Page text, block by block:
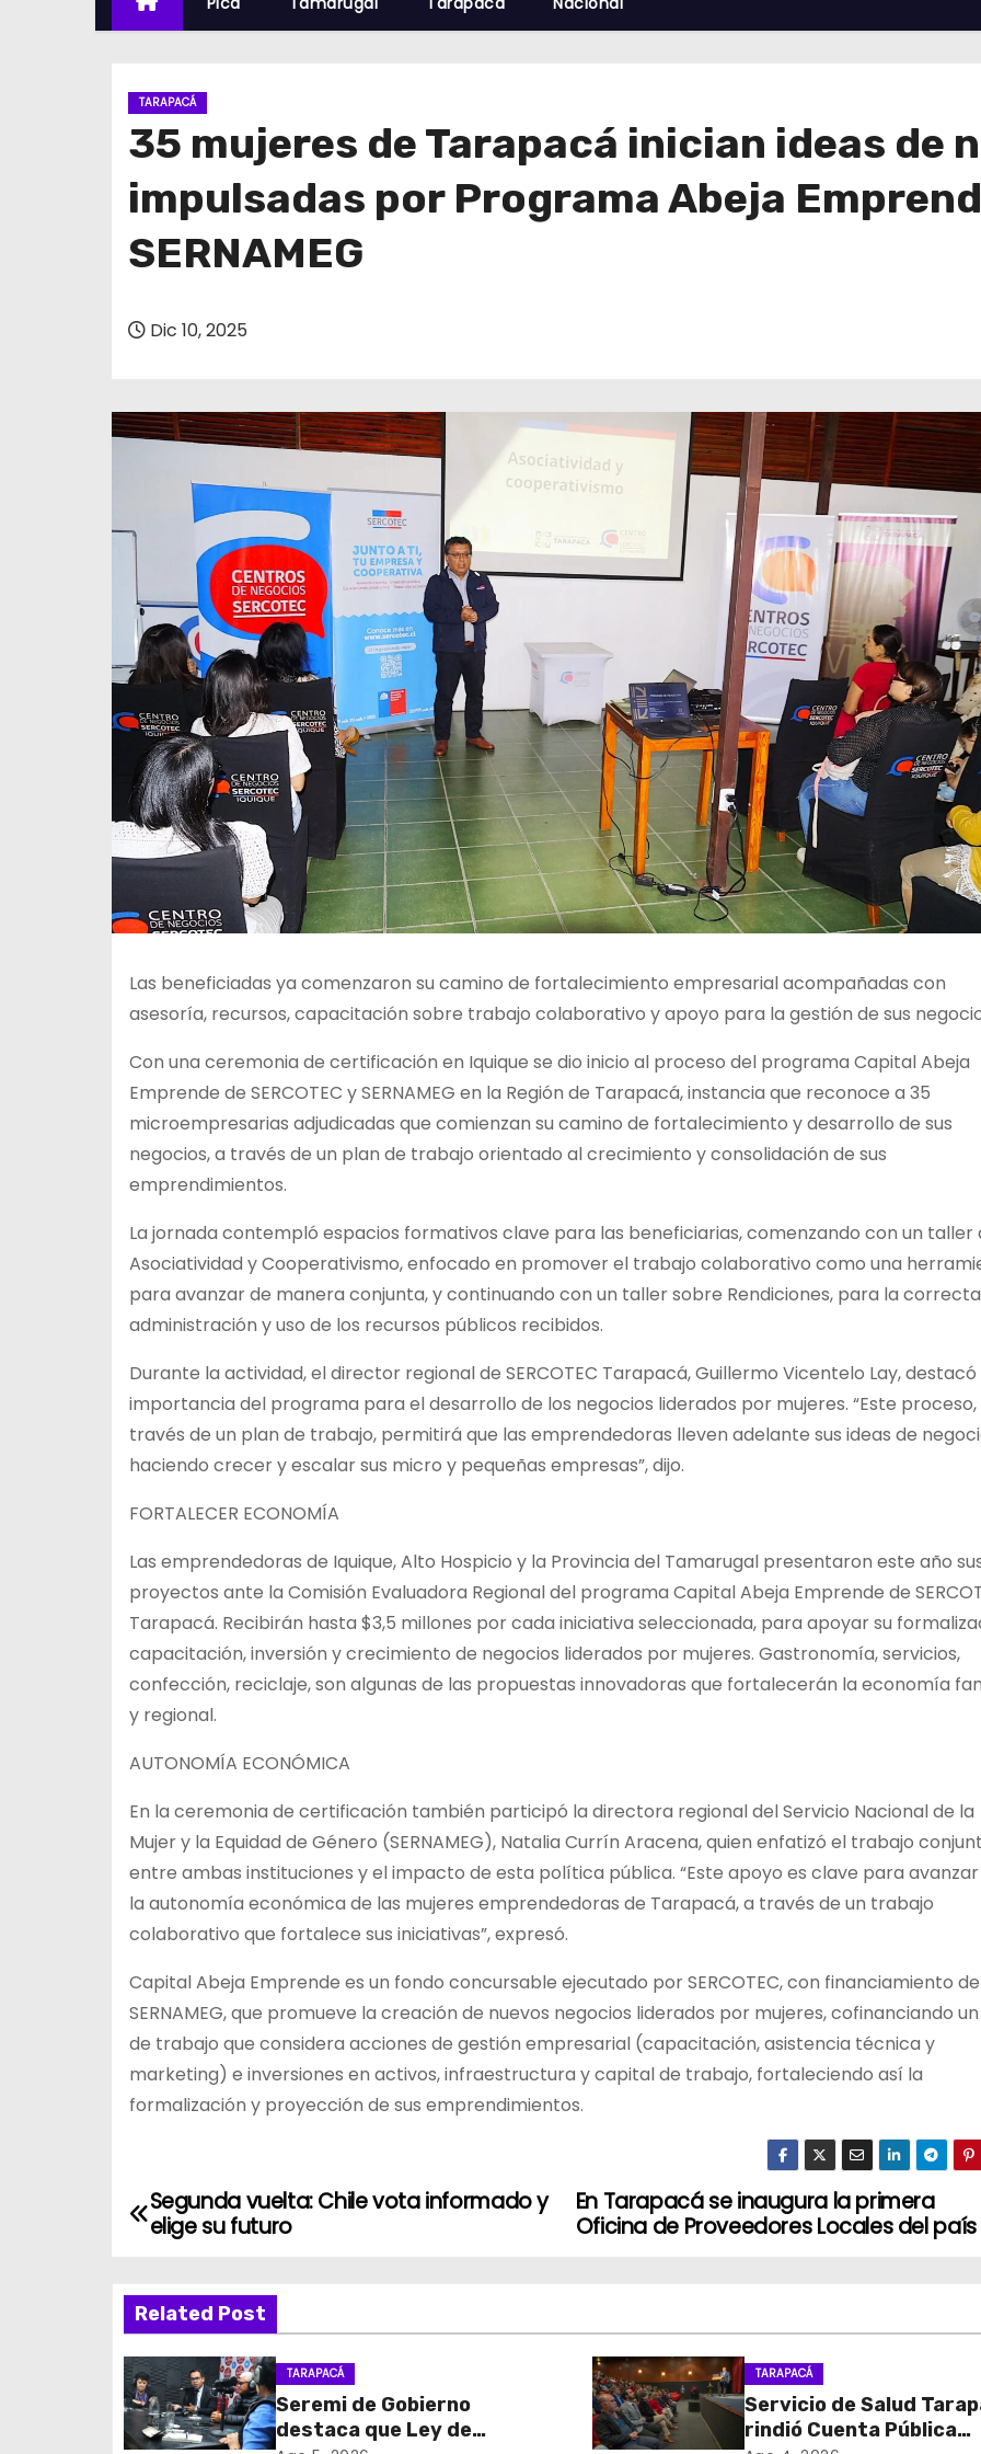
TARAPACÁ
35 mujeres de Tarapacá inician ideas de
impulsadas por Programa Abeja
SERNAMEG
Dic 10, 2025
Las beneficiadas ya comenzaron su camino de fortalecimiento empresarial acompañadas con
asesoría, recursos, capacitación sobre trabajo colaborativo y apoyo para la gestión de sus
Con una ceremonia de certificación en Iquique se dio inicio al proceso del programa Capital Abeja
Emprende de SERCOTEC y SERNAMEG en la Región de Tarapacá, instancia que reconoce a 35
microempresarias adjudicadas que comienzan su camino de fortalecimiento y desarrollo de sus
negocios, a través de un plan de trabajo orientado al crecimiento y consolidación de sus
emprendimientos.
La jornada contempló espacios formativos clave para las beneficiarias, comenzando con un taller
Asociatividad y Cooperativismo, enfocado en promover el trabajo colaborativo como una
para avanzar de manera conjunta, y continuando con un taller sobre Rendiciones, para la correcta
administración y uso de los recursos públicos recibidos.
Durante la actividad, el director regional de SERCOTEC Tarapacá, Guillermo Vicentelo Lay, destacó
importancia del programa para el desarrollo de los negocios liderados por mujeres. “Este proceso,
través de un plan de trabajo, permitirá que las emprendedoras lleven adelante sus ideas de
haciendo crecer y escalar sus micro y pequeñas empresas”, dijo.
FORTALECER ECONOMÍA
Las emprendedoras de Iquique, Alto Hospicio y la Provincia del Tamarugal presentaron este año
proyectos ante la Comisión Evaluadora Regional del programa Capital Abeja Emprende de
Tarapacá. Recibirán hasta $3,5 millones por cada iniciativa seleccionada, para apoyar su
capacitación, inversión y crecimiento de negocios liderados por mujeres. Gastronomía, servicios,
confección, reciclaje, son algunas de las propuestas innovadoras que fortalecerán la economía
y regional.
AUTONOMÍA ECONÓMICA
En la ceremonia de certificación también participó la directora regional del Servicio Nacional de la
Mujer y la Equidad de Género (SERNAMEG), Natalia Currín Aracena, quien enfatizó el trabajo
entre ambas instituciones y el impacto de esta política pública. “Este apoyo es clave para
la autonomía económica de las mujeres emprendedoras de Tarapacá, a través de un trabajo
colaborativo que fortalece sus iniciativas”, expresó.
Capital Abeja Emprende es un fondo concursable ejecutado por SERCOTEC, con financiamiento de
SERNAMEG, que promueve la creación de nuevos negocios liderados por mujeres, cofinanciando
de trabajo que considera acciones de gestión empresarial (capacitación, asistencia técnica y
marketing) e inversiones en activos, infraestructura y capital de trabajo, fortaleciendo así la
formalización y proyección de sus emprendimientos.
N
v
e
g
a
En Tarapacá se inaugura la primera
Oficina de Proveedores Locales del país
Segunda vuelta: Chile vota informado y
elige su futuro
Related Post
TARAPACÁ
Seremi de Gobierno
destaca que Ley de
TARAPACÁ
Servicio de Salud
rindió Cuenta Pública